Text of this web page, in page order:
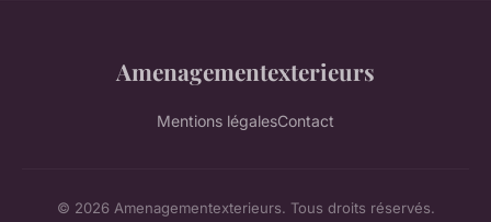
Amenagementexterieurs
Mentions légalesContact
© 2026 Amenagementexterieurs. Tous droits réservés.